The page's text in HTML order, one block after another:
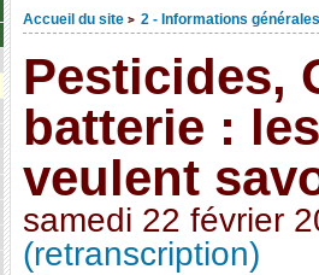
Accueil du site > 2 - Informations générales
Pesticides,
batterie :
veulent
samedi 22 février
(retranscription)